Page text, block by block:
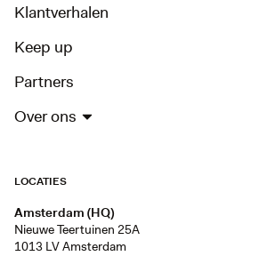
Klantverhalen
Keep up
Partners
Over ons
LOCATIES
Amsterdam (HQ)
Nieuwe Teertuinen 25A
1013 LV Amsterdam